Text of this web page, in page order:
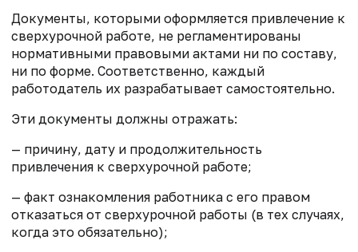
Документы, которыми оформляется привлечение к
сверхурочной работе, не регламентированы
нормативными правовыми актами ни по составу,
ни по форме. Соответственно, каждый
работодатель их разрабатывает самостоятельно.
Эти документы должны отражать:
— причину, дату и продолжительность
привлечения к сверхурочной работе;
— факт ознакомления работника с его правом
отказаться от сверхурочной работы (в тех случаях,
когда это обязательно);